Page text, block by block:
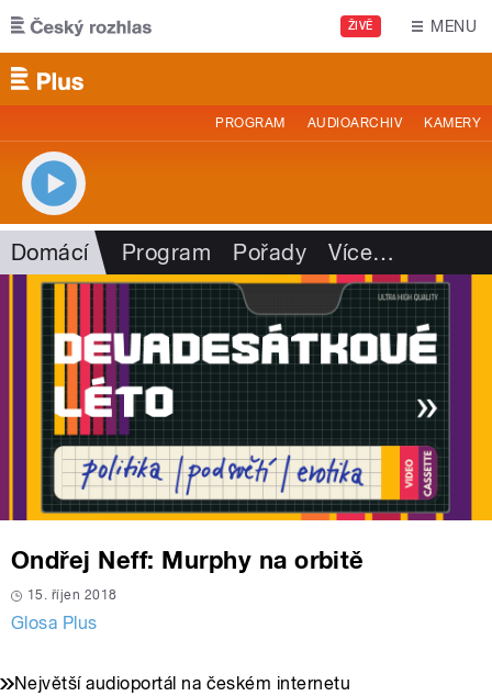
Přejít k hlavnímu obsahu
ŽIVĚ MENU
PROGRAM AUDIOARCHIV KAMERY
Domácí Program Pořady Více…
Ondřej Neff: Murphy na orbitě
15. říjen 2018
Glosa Plus
Největší audioportál na českém internetu